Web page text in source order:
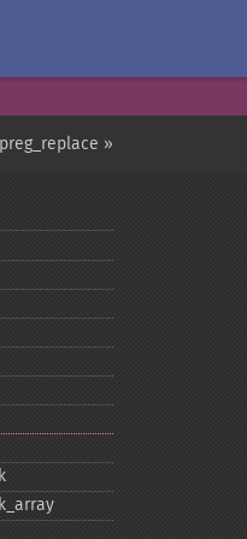
preg_replace »